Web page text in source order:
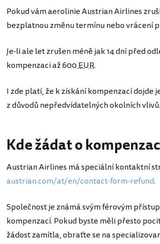
Pokud vám aerolinie Austrian Airlines
bezplatnou změnu termínu nebo vrácení
Je-li ale let zrušen méně jak 14 dní před
kompenzaci až600 EUR.
I zde platí, že k získání kompenzací
z důvodů nepředvídatelných okolních vlivů.
Kde žádat o
Austrian Airlines má speciální kontaktní
austrian.com/at/en/contact-form-refund.
Společnost je známá svým férovým
kompenzací. Pokud byste měli přesto
žádost zamítla, obraťte se na